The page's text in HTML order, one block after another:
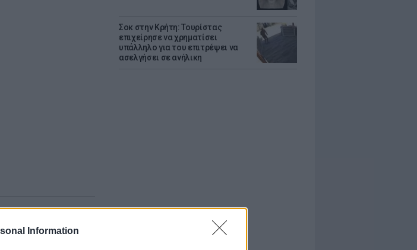
Information
Σοκ στην Κρήτη: Τουρίστας
επιχείρησε να χρηματίσει
υπάλληλο για του επιτρέψει να
ασελγήσει σε ανήλικη